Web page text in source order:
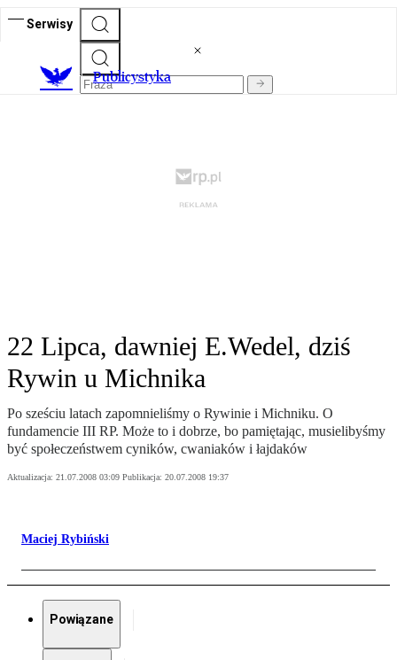
Serwisy
Publicystyka
22 Lipca, dawniej E.Wedel, dziś
Rywin u Michnika
Po sześciu latach zapomnieliśmy o Rywinie i Michniku. O
fundamencie III RP. Może to i dobrze, bo pamiętając, musielibyśmy
być społeczeństwem cyników, cwaniaków i łajdaków
Aktualizacja: 21.07.2008 03:09 Publikacja: 20.07.2008 19:37
Maciej Rybiński
Powiązane